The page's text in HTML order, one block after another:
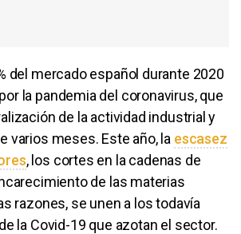
del mercado español durante 2020
la pandemia del coronavirus, que
de la actividad industrial y
varios meses. Este año, la escasez
​, los cortes en la cadenas de
de las materias
razones, se unen a los todavía
la Covid-19 que azotan el sector.